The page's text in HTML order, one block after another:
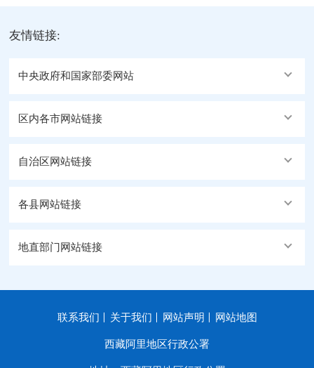
友情链接:
中央政府和国家部委网站
区内各市网站链接
自治区网站链接
各县网站链接
地直部门网站链接
联系我们 关于我们 网站声明 网站地图
西藏阿里地区行政公署